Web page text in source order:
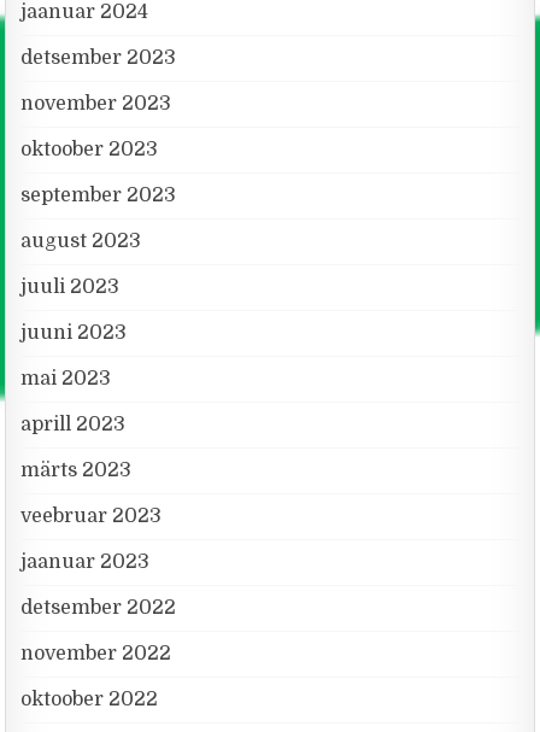
jaanuar 2024
detsember 2023
november 2023
oktoober 2023
september 2023
august 2023
juuli 2023
juuni 2023
mai 2023
aprill 2023
märts 2023
veebruar 2023
jaanuar 2023
detsember 2022
november 2022
oktoober 2022